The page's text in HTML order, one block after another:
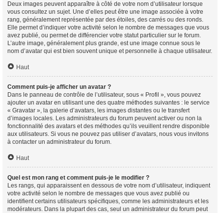
Deux images peuvent apparaître à côté de votre nom d’utilisateur lorsque
vous consultez un sujet. Une d’elles peut être une image associée à votre
rang, généralement représentée par des étoiles, des carrés ou des ronds.
Elle permet d’indiquer votre activité selon le nombre de messages que vous
avez publié, ou permet de différencier votre statut particulier sur le forum.
L’autre image, généralement plus grande, est une image connue sous le
nom d’avatar qui est bien souvent unique et personnelle à chaque utilisateur.
Haut
Comment puis-je afficher un avatar ?
Dans le panneau de contrôle de l’utilisateur, sous « Profil », vous pouvez
ajouter un avatar en utilisant une des quatre méthodes suivantes : le service
« Gravatar », la galerie d’avatars, les images distantes ou le transfert
d’images locales. Les administrateurs du forum peuvent activer ou non la
fonctionnalité des avatars et des méthodes qu’ils veuillent rendre disponible
aux utilisateurs. Si vous ne pouvez pas utiliser d’avatars, nous vous invitons
à contacter un administrateur du forum.
Haut
Quel est mon rang et comment puis-je le modifier ?
Les rangs, qui apparaissent en dessous de votre nom d’utilisateur, indiquent
votre activité selon le nombre de messages que vous avez publié ou
identifient certains utilisateurs spécifiques, comme les administrateurs et les
modérateurs. Dans la plupart des cas, seul un administrateur du forum peut